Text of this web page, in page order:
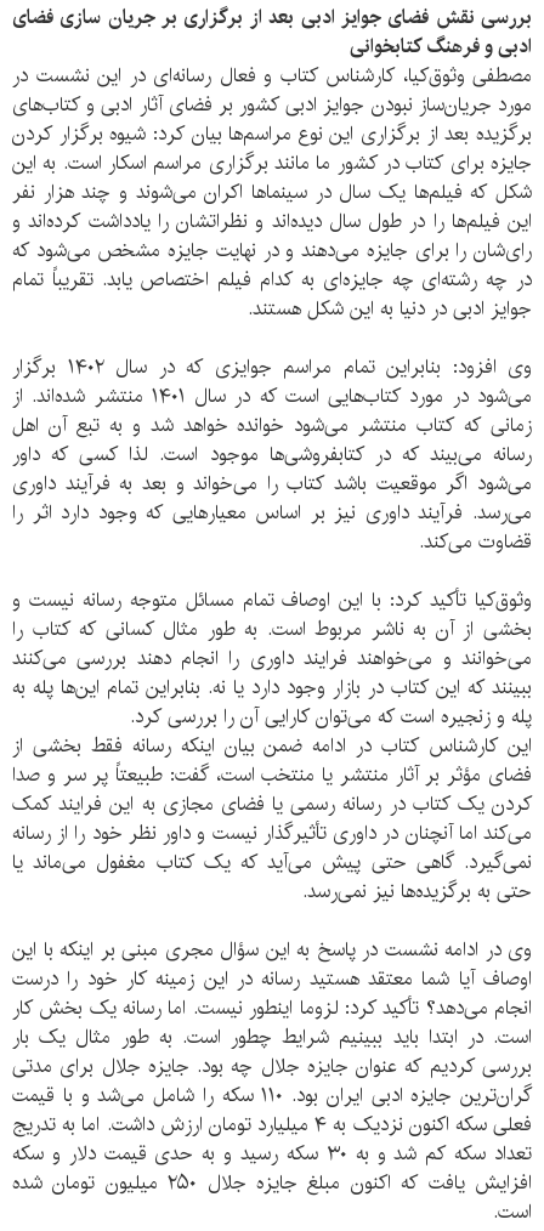
بررسی نقش فضای جوایز ادبی بعد از برگزاری بر جریان سازی فضای
ادبی و فرهنگ کتابخوانی
مصطفی وثوق‌کیا، کارشناس کتاب و فعال رسانه‌ای در این نشست در
مورد جریان‌ساز نبودن جوایز ادبی کشور بر فضای آثار ادبی و کتاب‌های
برگزیده بعد از برگزاری این نوع مراسم‌ها بیان کرد: شیوه برگزار کردن
جایزه برای کتاب در کشور ما مانند برگزاری مراسم اسکار است. به این
شکل که فیلم‌ها یک سال در سینماها اکران می‌شوند و چند هزار نفر
این فیلم‌ها را در طول سال دیده‌اند و نظراتشان را یادداشت کرده‌اند و
رای‌شان را برای جایزه می‌دهند و در نهایت جایزه مشخص می‌شود که
در چه رشته‌ای چه جایزه‌ای به کدام فیلم اختصاص یابد. تقریباً تمام
جوایز ادبی در دنیا به این شکل هستند.
وی افزود: بنابراین تمام مراسم جوایزی که در سال ۱۴۰۲ برگزار
می‌شود در مورد کتاب‌هایی است که در سال ۱۴۰۱ منتشر شده‌اند. از
زمانی که کتاب منتشر می‌‌شود خوانده خواهد شد و به تبع آن اهل
رسانه می‌بیند که در کتابفروشی‌ها موجود است. لذا کسی که داور
می‌شود اگر موقعیت باشد کتاب را می‌خواند و بعد به فرآیند داوری
می‌رسد. فرآیند داوری نیز بر اساس معیار‌هایی که وجود دارد اثر را
قضاوت می‌کند.
وثوق‌کیا تأکید کرد: با این اوصاف تمام مسائل متوجه رسانه نیست و
بخشی از آن به ناشر مربوط است. به طور مثال کسانی که کتاب را
می‌خوانند و می‌خواهند فرایند داوری را انجام دهند بررسی می‌کنند
ببینند که این کتاب در بازار وجود دارد یا نه. بنابراین تمام این‌ها پله به
پله و زنجیره است که می‌توان کارایی آن را بررسی کرد.
این کارشناس کتاب در ادامه ضمن بیان اینکه رسانه فقط بخشی از
فضای مؤثر بر آثار منتشر یا منتخب است، گفت: طبیعتاً پر سر و صدا
کردن یک کتاب در رسانه رسمی یا فضای مجازی به این فرایند کمک
می‌کند اما آنچنان در داوری تأثیرگذار نیست و داور نظر خود را از رسانه
نمی‌گیرد. گاهی حتی پیش می‌آید که یک کتاب مغفول می‌ماند یا
حتی به برگزیده‌ها نیز نمی‌رسد.
وی در ادامه نشست در پاسخ به این سؤال مجری مبنی بر اینکه با این
اوصاف آیا شما معتقد هستید رسانه در این زمینه کار خود را درست
انجام می‌دهد؟ تأکید کرد: لزوما اینطور نیست. اما رسانه یک بخش کار
است. در ابتدا باید ببینیم شرایط چطور است. به طور مثال یک بار
بررسی کردیم که عنوان جایزه جلال چه بود. جایزه جلال برای مدتی
گران‌ترین جایزه ادبی ایران بود. ۱۱۰ سکه را شامل می‌شد و با قیمت
فعلی سکه اکنون نزدیک به ۴ میلیارد تومان ارزش داشت. اما به تدریج
تعداد سکه کم شد و به ۳۰ سکه رسید و به حدی قیمت دلار و سکه
افزایش یافت که اکنون مبلغ جایزه جلال ۲۵۰ میلیون تومان شده
است.